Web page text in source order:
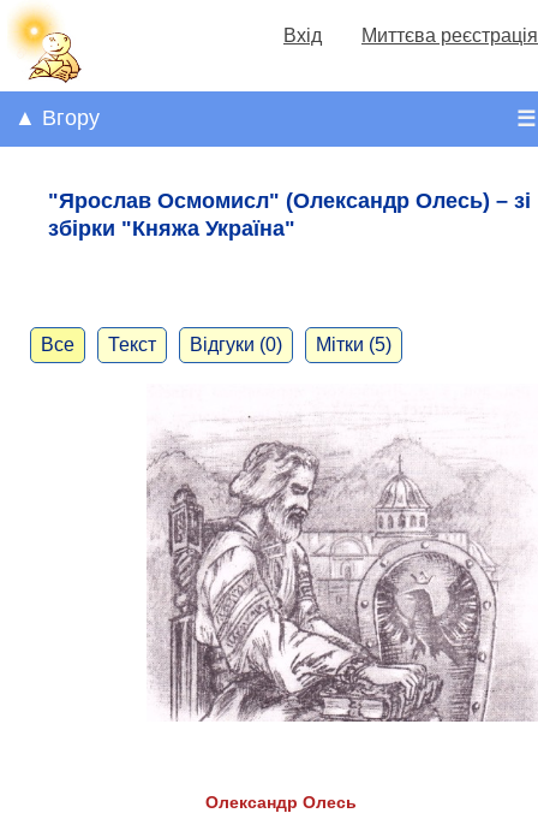
Вхід Миттєва реєстрація
☰
▲ Вгору
"Ярослав Осмомисл" (Олександр Олесь) – зі
збірки "Княжа Україна"
Все Текст Відгуки (0) Мітки (5)
Олександр Олесь